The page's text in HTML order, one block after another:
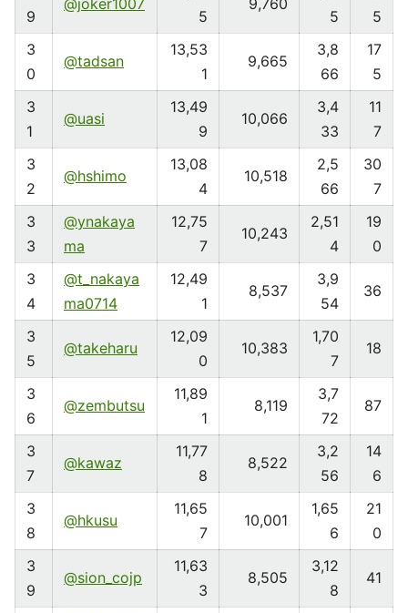
9
@joker1007
5
9,760
5
5
3
0
@tadsan
13,53
1
9,665
3,8
66
17
5
3
1
@uasi
13,49
9
10,066
3,4
33
11
7
3
2
@hshimo
13,08
4
10,518
2,5
66
30
7
3
3
@ynakaya
ma
12,75
7
10,243
2,51
4
19
0
3
4
@t_nakaya
ma0714
12,49
1
8,537
3,9
54
36
3
5
@takeharu
12,09
0
10,383
1,70
7
18
3
6
@zembutsu
11,89
1
8,119
3,7
72
87
3
7
@kawaz
11,77
8
8,522
3,2
56
14
6
3
8
@hkusu
11,65
7
10,001
1,65
6
21
0
3
9
@sion_cojp
11,63
3
8,505
3,12
8
41